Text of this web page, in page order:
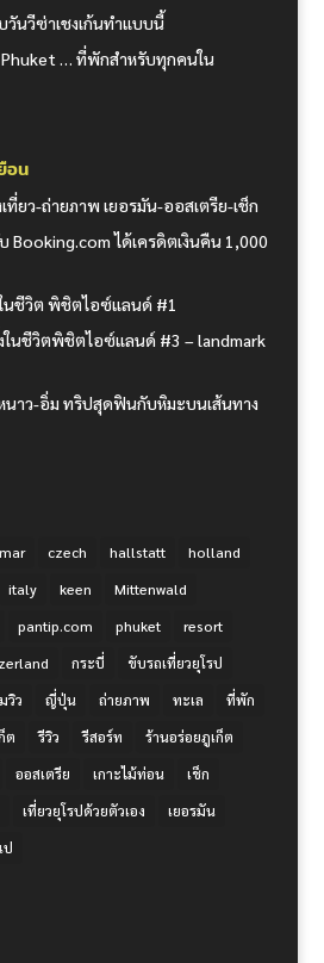
วันวีซ่าเชงเก้นทำแบบนี้
… ที่พักสำหรับทุกคนใน
อน
ที่ยว-ถ่ายภาพ เยอรมัน-ออสเตรีย-เช็ก
Booking.com ได้เครดิตเงินคืน 1,000
นชีวิต พิชิตไอซ์แลนด์ #1
ในชีวิตพิชิตไอซ์แลนด์ #3 – landmark
นาว-อิ่ม ทริปสุดฟินกับหิมะบนเส้นทาง
czech hallstatt
holland
italy keen
Mittenwald
pantip.com phuket
resort
กระบี่
ขับรถเที่ยวยุโรป
วิว ญี่ปุ่น ถ่ายภาพ ทะเล
ที่พัก
ต รีวิว รีสอร์ท
ร้านอร่อยภูเก็ต
ออสเตรีย เกาะไม้ท่อน
เช็ก
เที่ยวยุโรปด้วยตัวเอง
เยอรมัน
ป